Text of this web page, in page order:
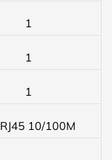
1
1
1
10/100M